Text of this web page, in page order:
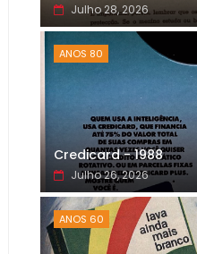
Julho 28, 2026
ANOS 80
Credicard - 1988
Julho 26, 2026
ANOS 60